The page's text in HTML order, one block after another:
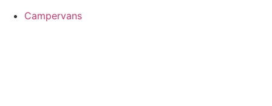
Campervans